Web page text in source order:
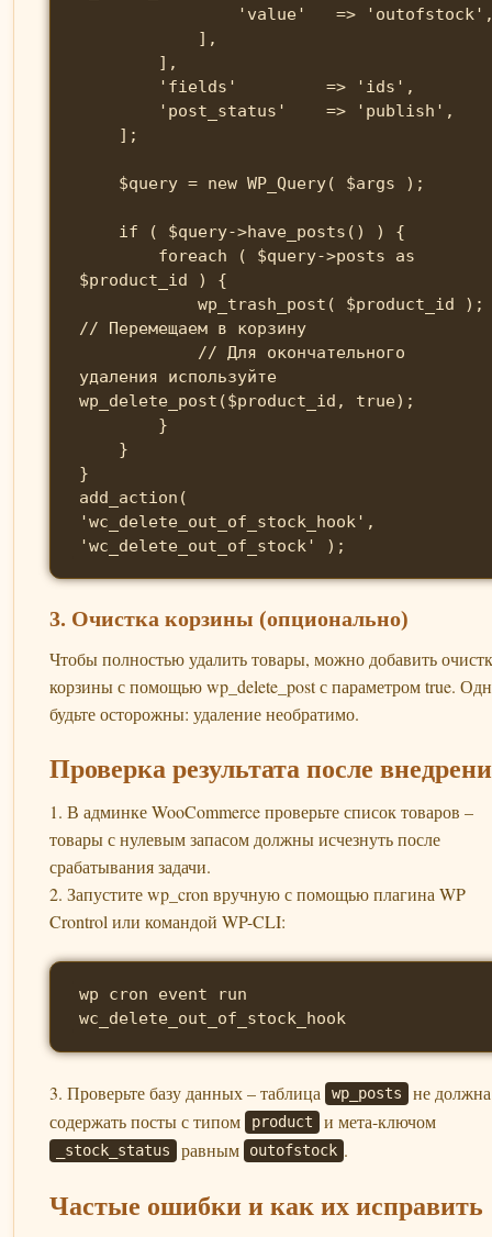
$product_id ) {
            wp_trash_post( $product_id );
// Перемещаем в корзину
удаления используйте
wp_delete_post($product_id, true);
}
add_action(
'wc_delete_out_of_stock_hook',
'wc_delete_out_of_stock' );
3. Очистка корзины (опционально)
Чтобы полностью удалить товары, можно добавить
корзины с помощью wp_delete_post с параметром true.
будьте осторожны: удаление необратимо.
Проверка результата после
1. В админке WooCommerce проверьте список товаров –
товары с нулевым запасом должны исчезнуть после
срабатывания задачи.
2. Запустите wp_cron вручную с помощью плагина WP
Crontrol или командой WP-CLI:
wp cron event run
wc_delete_out_of_stock_hook
3. Проверьте базу данных – таблица wp_posts не должна
содержать посты с типом
product и мета-ключом
_stock_status равным outofstock .
Частые ошибки и как их исправить